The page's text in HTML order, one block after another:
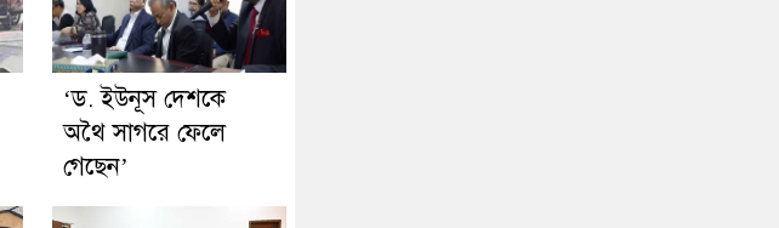
‘ড. ইউনূস দেশকে
অথৈ সাগরে ফেলে
গেছেন’